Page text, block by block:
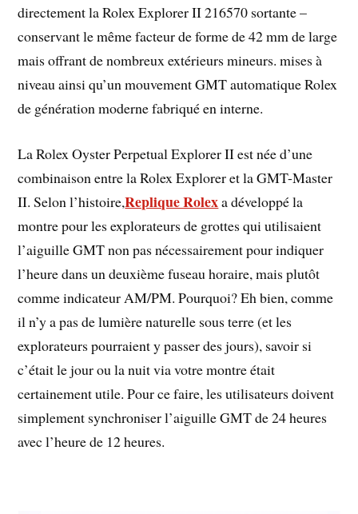
directement la Rolex Explorer II 216570 sortante –
conservant le même facteur de forme de 42 mm de large
mais offrant de nombreux extérieurs mineurs. mises à
niveau ainsi qu’un mouvement GMT automatique Rolex
de génération moderne fabriqué en interne.
La Rolex Oyster Perpetual Explorer II est née d’une
combinaison entre la Rolex Explorer et la GMT-Master
II. Selon l’histoire,Replique Rolexa développé la
montre pour les explorateurs de grottes qui utilisaient
l’aiguille GMT non pas nécessairement pour indiquer
l’heure dans un deuxième fuseau horaire, mais plutôt
comme indicateur AM/PM. Pourquoi? Eh bien, comme
il n’y a pas de lumière naturelle sous terre (et les
explorateurs pourraient y passer des jours), savoir si
c’était le jour ou la nuit via votre montre était
certainement utile. Pour ce faire, les utilisateurs doivent
simplement synchroniser l’aiguille GMT de 24 heures
avec l’heure de 12 heures.